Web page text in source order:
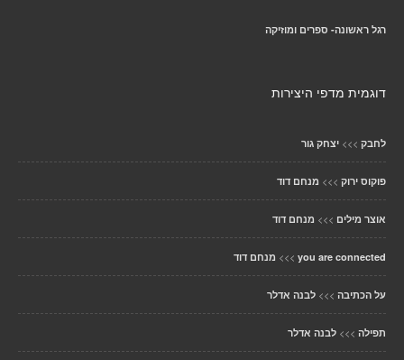
רגל ראשונה- ספרים ומוזיקה
דוגמית מדפי היצירות
לחבק >>> יצחק גור
פוקוס ירוק >>> מנחם דוד
אוצר מילים >>> מנחם דוד
you are connected
>>> מנחם דוד
על הכתיבה >>> לבנה אדלר
תפילה >>> לבנה אדלר